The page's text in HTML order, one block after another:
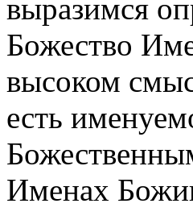
выразимся
Божество
высоком
есть
Именах